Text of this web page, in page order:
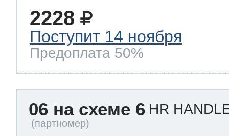
2228
Поступит 14 ноября
Предоплата 50%
06 на схеме 6 HR